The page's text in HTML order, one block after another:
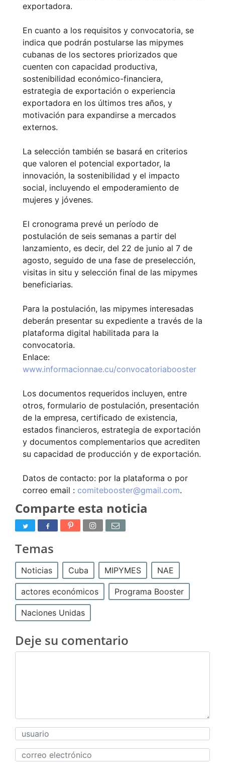
exportadora.
En cuanto a los requisitos y convocatoria, se
indica que podrán postularse las mipymes
cubanas de los sectores priorizados que
cuenten con capacidad productiva,
sostenibilidad económico-financiera,
estrategia de exportación o experiencia
exportadora en los últimos tres años, y
motivación para expandirse a mercados
externos.
La selección también se basará en criterios
que valoren el potencial exportador, la
innovación, la sostenibilidad y el impacto
social, incluyendo el empoderamiento de
mujeres y jóvenes.
El cronograma prevé un período de
postulación de seis semanas a partir del
lanzamiento, es decir, del 22 de junio al 7 de
agosto, seguido de una fase de preselección,
visitas in situ y selección final de las mipymes
beneficiarias.
Para la postulación, las mipymes interesadas
deberán presentar su expediente a través de la
plataforma digital habilitada para la
convocatoria.
Enlace:
www.informacionnae.cu/convocatoriabooster
Los documentos requeridos incluyen, entre
otros, formulario de postulación, presentación
de la empresa, certificado de existencia,
estados financieros, estrategia de exportación
y documentos complementarios que acrediten
su capacidad de producción y de exportación.
Datos de contacto: por la plataforma o por
correo email : comitebooster@gmail.com.
Comparte esta noticia
Temas
Noticias Cuba MIPYMES NAE
actores económicos Programa Booster
Naciones Unidas
Deje su comentario